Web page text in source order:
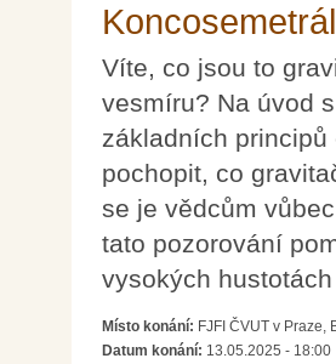
Víte, co jsou to
vesmíru? Na úvod
základních principů
pochopit, co
se je vědcům
tato pozorování
vysokých
Místo konání: FJFI ČVUT v Praze,
Datum konání: 13.05.2025 - 18:00